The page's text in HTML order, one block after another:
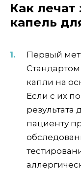
Как лечат
капель
Первый
капли на
Если с их
результата
пациенту